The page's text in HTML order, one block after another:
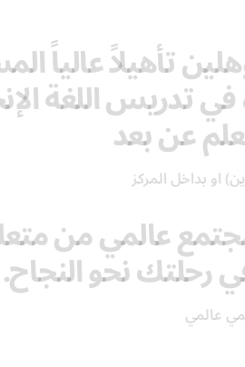
تأهيلاً عالياً
تدريس اللغة
عن بعد
او بداخل المركز
عالمي من
رحلتك نحو النجاح.
عالمي